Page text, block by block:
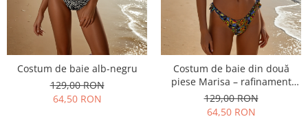
Costum de baie alb-negru
129,00 RON
64,50 RON
Costum de baie din două
piese Marisa – rafinament
modern și confort de vară
129,00 RON
64,50 RON